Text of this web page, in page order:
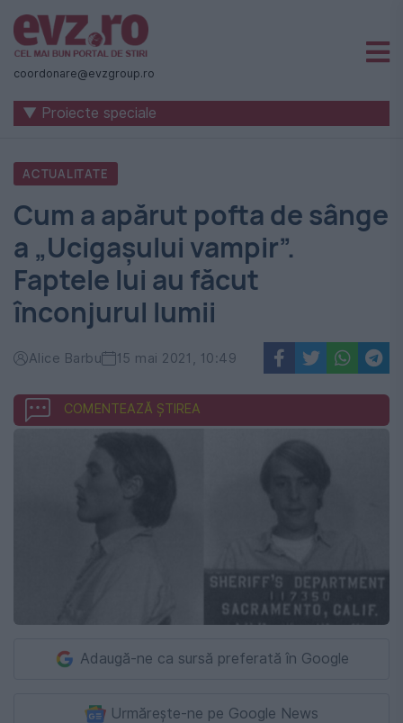
Știri
naționale
internaționale
România
-
Evenimentul
Zilei
coordonare@evzgroup.ro
▼ Proiecte speciale
ACTUALITATE
Cum a apărut pofta de sânge
a „Ucigașului vampir”.
Faptele lui au făcut
înconjurul lumii
Alice Barbu 15 mai 2021, 10:49
COMENTEAZĂ ȘTIREA
Adaugă-ne ca sursă preferată în Google
Urmărește-ne pe Google News